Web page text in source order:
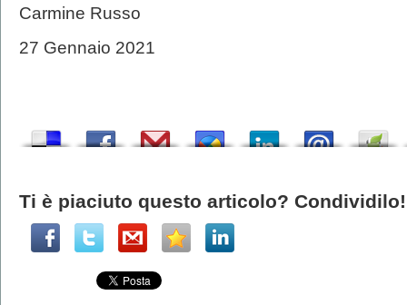
Carmine Russo
27 Gennaio 2021
Ti è piaciuto questo articolo? Condividilo!